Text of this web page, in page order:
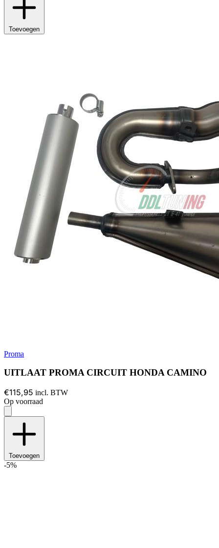
Toevoegen
Proma
UITLAAT PROMA CIRCUIT HONDA CAMINO
€115,95 incl. BTW
Op voorraad
Toevoegen
-5%